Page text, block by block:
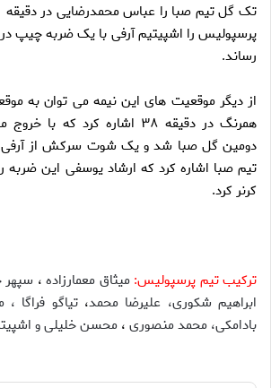
رساند.
از دیگر موقعیت های این نیمه می توان به
همرنگ در دقیقه ۳۸ اشاره کرد که
دومین گل صبا شد و یک شوت سرکش از آرفی
تیم صبا اشاره کرد که ارشاد یوسفی این ضربه
کرنر کرد.
ترکیب تیم پرسپولیس: میثاق معمارزاده ، سپهر
ابراهیم شکوری، علیرضا محمد،تیاگو فراگا
بادامکی، محمد منصوری ، محسن خلیلی و